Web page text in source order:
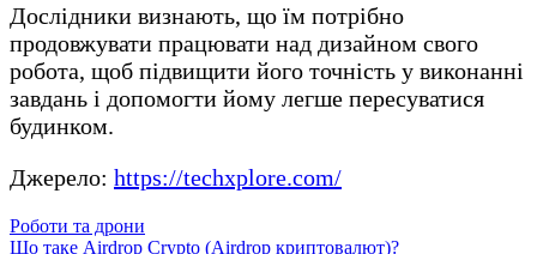
Дослідники визнають, що їм потрібно
продовжувати працювати над дизайном свого
робота, щоб підвищити його точність у виконанні
завдань і допомогти йому легше пересуватися
будинком.
Джерело: https://techxplore.com/
Роботи та дрони
Що таке Airdrop Crypto (Airdrop криптовалют)?